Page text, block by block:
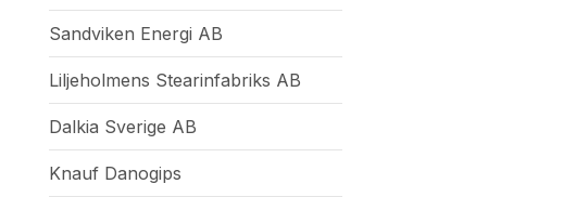
Sandviken Energi AB
Liljeholmens Stearinfabriks AB
Dalkia Sverige AB
Knauf Danogips